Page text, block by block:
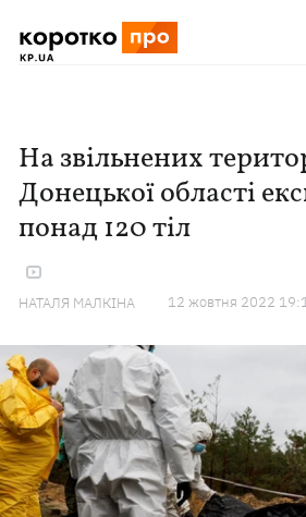
На звільнених
Донецької області
понад 120 тіл
НАТАЛЯ МАЛКІНА 12 жовтня 2022